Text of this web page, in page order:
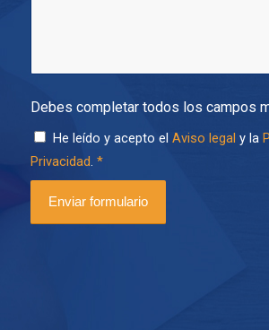
Debes completar todos los campos
He leído y acepto el Aviso legal y la
Privacidad. *